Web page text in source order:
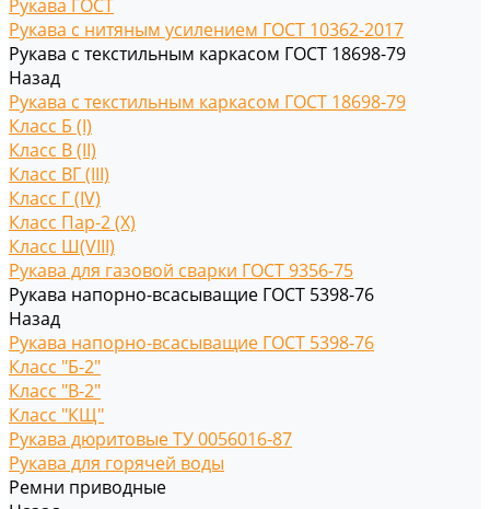
Рукава ГОСТ
Рукава с нитяным усилением ГОСТ 10362-2017
Рукава с текстильным каркасом ГОСТ 18698-79
Назад
Рукава с текстильным каркасом ГОСТ 18698-79
Класс Б (I)
Класс В (II)
Класс ВГ (III)
Класс Г (IV)
Класс Пар-2 (X)
Класс Ш(VIII)
Рукава для газовой сварки ГОСТ 9356-75
Рукава напорно-всасыващие ГОСТ 5398-76
Назад
Рукава напорно-всасыващие ГОСТ 5398-76
Класс "Б-2"
Класс "В-2"
Класс "КЩ"
Рукава дюритовые ТУ 0056016-87
Рукава для горячей воды
Ремни приводные